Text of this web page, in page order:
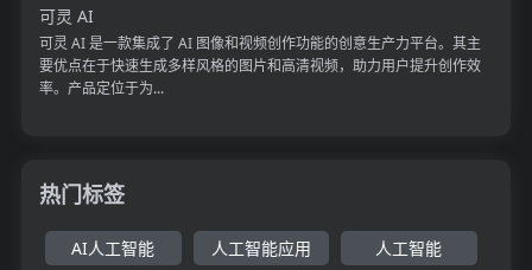
可灵 AI
可灵 AI 是一款集成了 AI 图像和视频创作功能的创意生产力平台。其主
要优点在于快速生成多样风格的图片和高清视频，助力用户提升创作效
率。产品定位于为...
热门标签
AI人工智能 人工智能应用 人工智能